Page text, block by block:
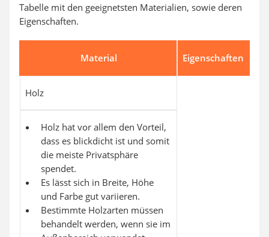
Tabelle mit den geeignetsten Materialien, sowie deren
Eigenschaften.
Material Eigenschaften
Holz
Holz hat vor allem den Vorteil,
dass es blickdicht ist und somit
die meiste Privatsphäre
spendet.
Es lässt sich in Breite, Höhe
und Farbe gut variieren.
Bestimmte Holzarten müssen
behandelt werden, wenn sie im